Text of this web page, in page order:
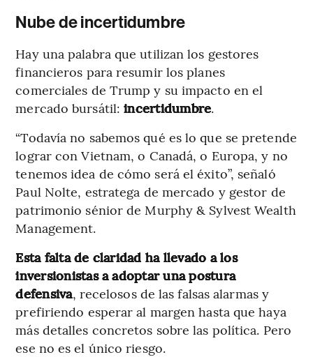
Nube de incertidumbre
Hay una palabra que utilizan los gestores
financieros para resumir los planes
comerciales de Trump y su impacto en el
mercado bursátil:incertidumbre.
“Todavía no sabemos qué es lo que se pretende
lograr con Vietnam, o Canadá, o Europa, y no
tenemos idea de cómo será el éxito”, señaló
Paul Nolte, estratega de mercado y gestor de
patrimonio sénior de Murphy & Sylvest Wealth
Management.
Esta falta de claridad ha llevado a los
inversionistas a adoptar una postura
defensiva, recelosos de las falsas alarmas y
prefiriendo esperar al margen hasta que haya
más detalles concretos sobre las política. Pero
ese no es el único riesgo.